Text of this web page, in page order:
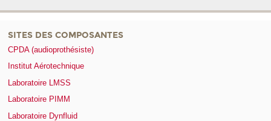
SITES DES COMPOSANTES
CPDA (audioprothésiste)
Institut Aérotechnique
Laboratoire LMSS
Laboratoire PIMM
Laboratoire Dynfluid